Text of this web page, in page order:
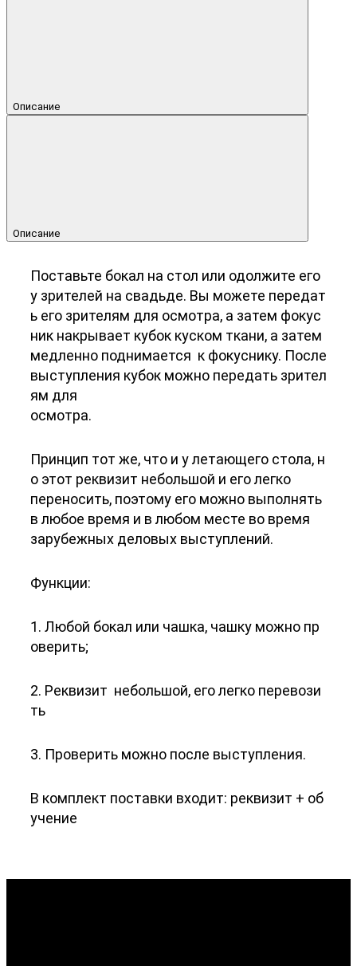
Описание
Описание
Поставьте бокал на стол или одолжите его
у зрителей на свадьде. Вы можете передат
ь его зрителям для осмотра, а затем фокус
ник накрывает кубок куском ткани, а затем
медленно поднимается к фокуснику. После
выступления кубок можно передать зрител
ям для
осмотра.
Принцип тот же, что и у летающего стола, н
о этот реквизит небольшой и его легко
переносить, поэтому его можно выполнять
в любое время и в любом месте во время
зарубежных деловых выступлений.
Функции:
1. Любой бокал или чашка, чашку можно пр
оверить;
2. Реквизит небольшой, его легко перевози
ть
3. Проверить можно после выступления.
В комплект поставки входит: реквизит + об
учение